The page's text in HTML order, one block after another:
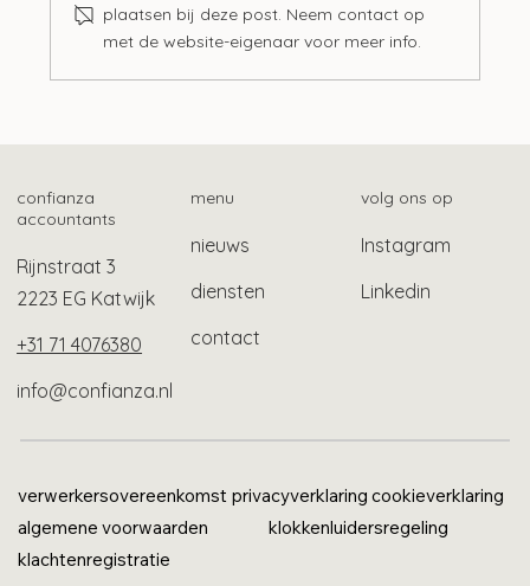
Mogelijk ook gebruikelijk loon bij Stak-
plaatsen bij deze post. Neem contact op
met de website-eigenaar voor meer info.
confianza
accountants
Rijnstraat 3
2223 EG Katwijk
+31 71 4076380
info@confianza.nl
menu
nieuws
diensten
contact
volg ons op
Instagram
Linkedin
verwerkersovereenkomst privacyverklaring cookieverklaring
algemene voorwaarden
klokkenluidersregeling
klachtenregistratie